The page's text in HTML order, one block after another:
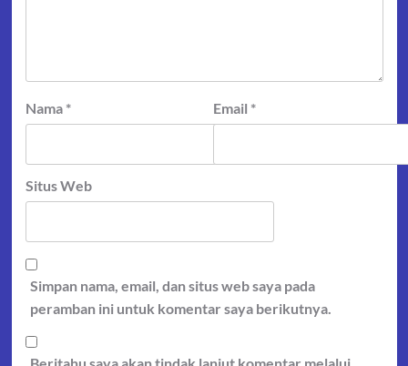
Nama * Email *
Situs Web
Simpan nama, email, dan situs web saya pada
peramban ini untuk komentar saya berikutnya.